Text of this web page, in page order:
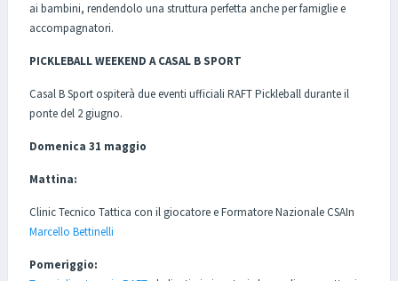
ai bambini, rendendolo una struttura perfetta anche per famiglie e
accompagnatori.
PICKLEBALL WEEKEND A CASAL B SPORT
Casal B Sport ospiterà due eventi ufficiali RAFT Pickleball durante il
ponte del 2 giugno.
Domenica 31 maggio
Mattina:
Clinic Tecnico Tattica con il giocatore e Formatore Nazionale CSAIn
Marcello Bettinelli
Pomeriggio: